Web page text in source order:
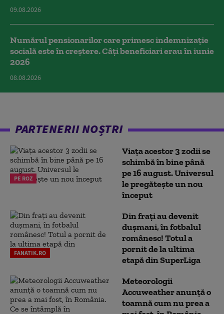
09.08.2026
Numărul pensionarilor care primesc indemnizaţie
socială este în creștere. Câți beneficiari erau în iunie
2026
08.08.2026
PARTENERII NOȘTRI
PE ROZ
Viața acestor 3 zodii se
schimbă în bine până
pe 16 august. Universul
le pregătește un nou
început
FANATIK.RO
Din frați au devenit
dușmani, în fotbalul
românesc! Totul a
pornit de la ultima
etapă din SuperLiga
Meteorologii
Accuweather anunță o
toamnă cum nu prea a